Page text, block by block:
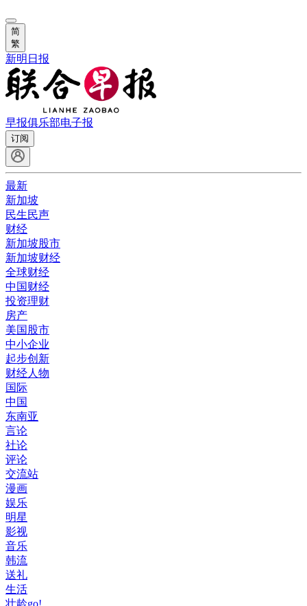
简
繁
新明日报
早报俱乐部电子报
订阅
最新
新加坡
民生民声
财经
新加坡股市
新加坡财经
全球财经
中国财经
投资理财
房产
美国股市
中小企业
起步创新
财经人物
国际
中国
东南亚
言论
社论
评论
交流站
漫画
娱乐
明星
影视
音乐
韩流
送礼
生活
壮龄go!